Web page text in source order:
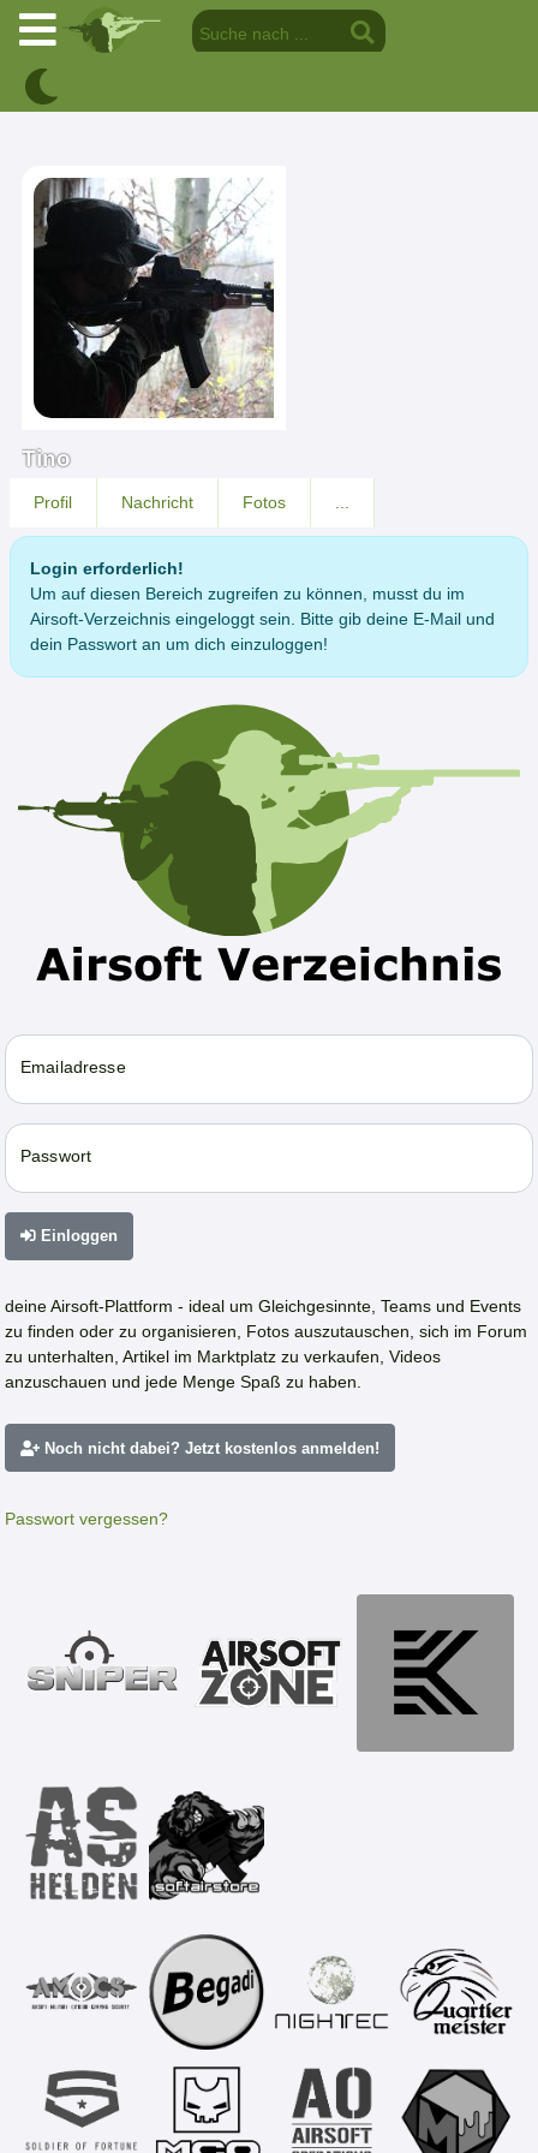
Tino
Profil Nachricht Fotos
Login erforderlich!
Um auf diesen Bereich zugreifen zu können, musst du im
Airsoft-Verzeichnis eingeloggt sein. Bitte gib deine E-Mail und
dein Passwort an um dich einzuloggen!
Emailadresse
Passwort
Einloggen
deine Airsoft-Plattform - ideal um Gleichgesinnte, Teams und Events
zu finden oder zu organisieren, Fotos auszutauschen, sich im Forum
zu unterhalten, Artikel im Marktplatz zu verkaufen, Videos
anzuschauen und jede Menge Spaß zu haben.
Noch nicht dabei? Jetzt kostenlos anmelden!
Passwort vergessen?